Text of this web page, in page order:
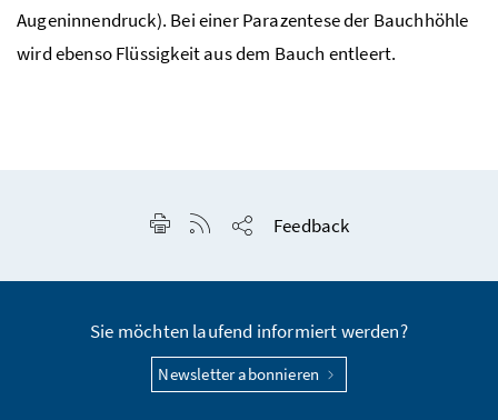
Augeninnendruck). Bei einer Parazentese der Bauchhöhle
wird ebenso Flüssigkeit aus dem Bauch entleert.
Seite drucken
RSS-Feed anzeigen
Feedback
Sie möchten laufend informiert werden?
Newsletter abonnieren